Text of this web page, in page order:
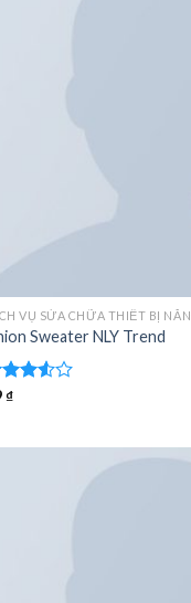
VỤ SỬA CHỮA THIẾT BỊ
Sweater NLY Trend
5
₫